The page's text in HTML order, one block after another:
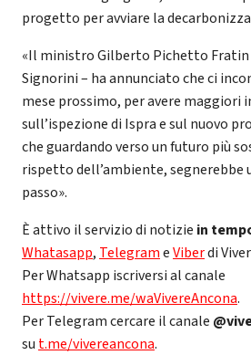
progetto per avviare la
«Il ministro Gilberto Pichetto Fratin
Signorini – ha annunciato che ci
mese prossimo, per avere maggiori
sull’ispezione di Ispra e sul nuovo
che guardando verso un futuro più
rispetto dell’ambiente, segnerebbe
passo».
È attivo il servizio di notizie in
Whatasapp, TelegrameViberdi
Per Whatsapp iscriversi al canale
https://vivere.me/waVivereAncona.
Per Telegram cercare il canale
su t.me/vivereancona.